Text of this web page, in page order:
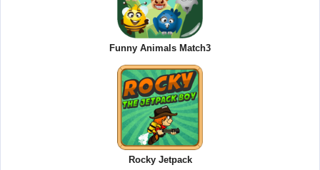
Funny Animals Match3
Rocky Jetpack